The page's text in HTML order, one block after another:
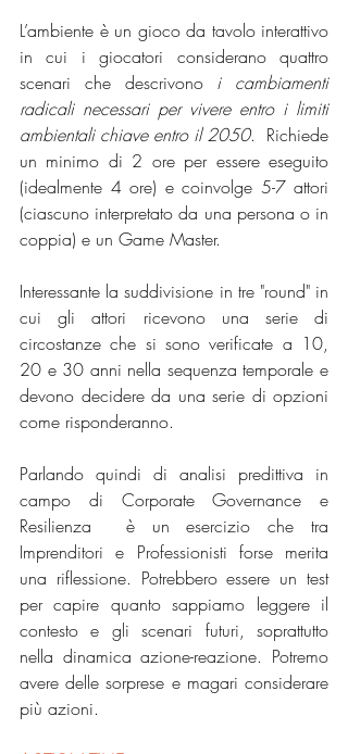
L’ambiente è un gioco da tavolo interattivo
in cui i giocatori considerano quattro
scenari che descrivono i cambiamenti
radicali necessari per vivere entro i limiti
ambientali chiave entro il 2050.  Richiede
un minimo di 2 ore per essere eseguito
(idealmente 4 ore) e coinvolge 5-7 attori
(ciascuno interpretato da una persona o in
coppia) e un Game Master.
Interessante la suddivisione in tre "round" in
cui gli attori ricevono una serie di
circostanze che si sono verificate a 10,
20 e 30 anni nella sequenza temporale e
devono decidere da una serie di opzioni
come risponderanno.
Parlando quindi di analisi predittiva in
campo di Corporate Governance e
Resilienza  è un esercizio che tra
Imprenditori e Professionisti forse merita
una riflessione. Potrebbero essere un test
per capire quanto sappiamo leggere il
contesto e gli scenari futuri, soprattutto
nella dinamica azione-reazione. Potremo
avere delle sorprese e magari considerare
più azioni.